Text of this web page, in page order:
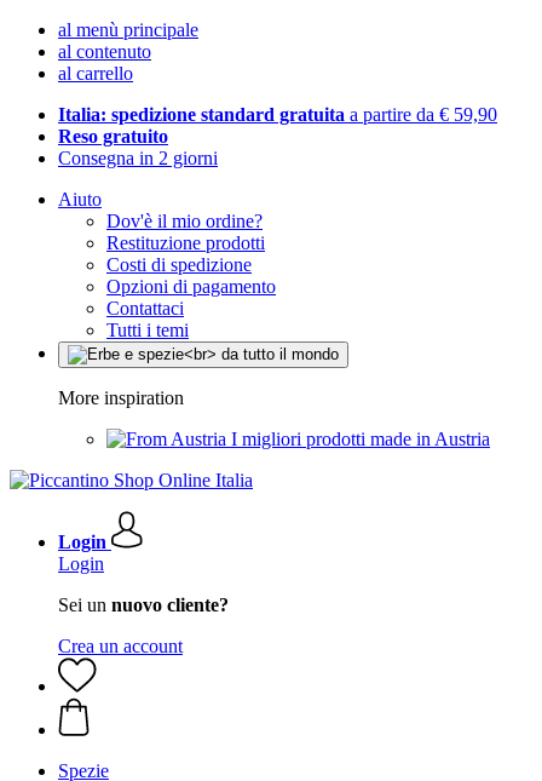
al menù principale
al contenuto
al carrello
Italia: spedizione standard gratuita a partire da € 59,90
Reso gratuito
Consegna in 2 giorni
Aiuto
Dov'è il mio ordine?
Restituzione prodotti
Costi di spedizione
Opzioni di pagamento
Contattaci
Tutti i temi
More inspiration
I migliori prodotti made in Austria
Login
Login
Sei un nuovo cliente?
Crea un account
Spezie